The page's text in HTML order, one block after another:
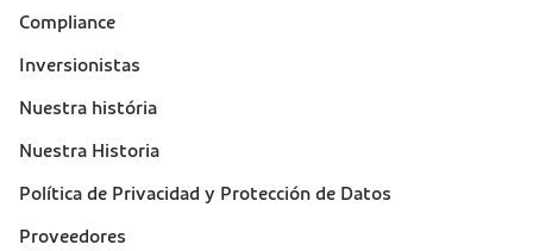
Compliance
Inversionistas
Nuestra história
Nuestra Historia
Política de Privacidad y Protección de Datos
Proveedores